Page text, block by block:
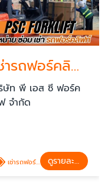
เช่ารถฟอร์คลิฟท์ ปทุมธานี
ษัท พี เอส ซี ฟอร์ค
จำกัด
เช่ารถฟอร์คลิฟท์ ปทุมธานี ดูรายละเอียด